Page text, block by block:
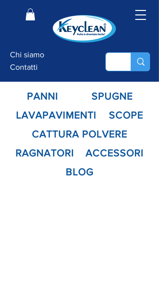
Chi siamo
Contatti
PANNI
SPUGNE
LAVAPAVIMENTI
SCOPE
CATTURA POLVERE
RAGNATORI
ACCESSORI
BLOG